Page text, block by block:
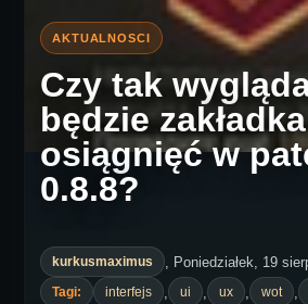
Czy tak
będzie zakładka
osiągnięć w
0.8.8?
kurkusmaximus , Poniedziałek, 19
Tagi: interfejs ui ux wot